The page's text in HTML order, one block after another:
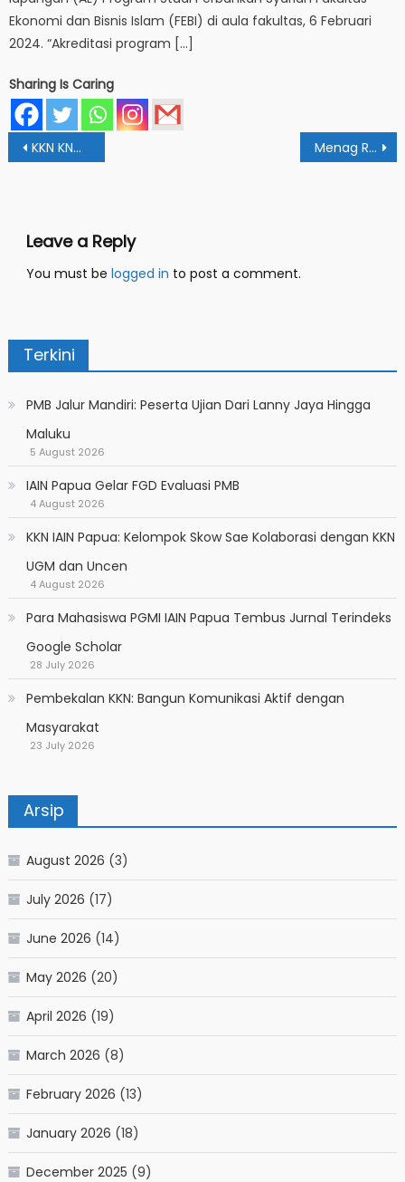
Ekonomi dan Bisnis Islam (FEBI) di aula fakultas, 6 Februari
2024. “Akreditasi program […]
Sharing Is Caring
Post
navigation
KKN KNMB Masjid Quba Gelar Berbagai Akfititas Pendidikan dan Peduli Lingkungan Menag RI Buka PESONA: Perwakilan IAIN Papua Ikuti Kirab Nusantara dan Baca Janji Atlit
Leave a Reply
You must be logged in to post a comment.
Terkini
PMB Jalur Mandiri: Peserta Ujian Dari Lanny Jaya Hingga
Maluku
5 August 2026
IAIN Papua Gelar FGD Evaluasi PMB
4 August 2026
KKN IAIN Papua: Kelompok Skow Sae Kolaborasi dengan KKN
UGM dan Uncen
4 August 2026
Para Mahasiswa PGMI IAIN Papua Tembus Jurnal Terindeks
Google Scholar
28 July 2026
Pembekalan KKN: Bangun Komunikasi Aktif dengan
Masyarakat
23 July 2026
Arsip
August 2026 (3)
July 2026 (17)
June 2026 (14)
May 2026 (20)
April 2026 (19)
March 2026 (8)
February 2026 (13)
January 2026 (18)
December 2025 (9)